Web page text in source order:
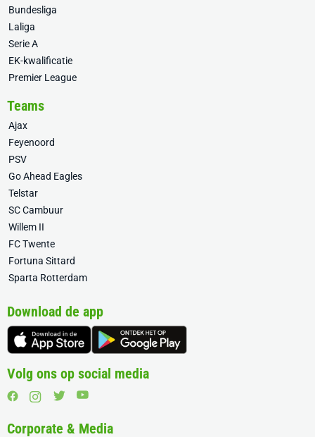
Bundesliga
Laliga
Serie A
EK-kwalificatie
Premier League
Teams
Ajax
Feyenoord
PSV
Go Ahead Eagles
Telstar
SC Cambuur
Willem II
FC Twente
Fortuna Sittard
Sparta Rotterdam
Download de app
Volg ons op social media
Corporate & Media